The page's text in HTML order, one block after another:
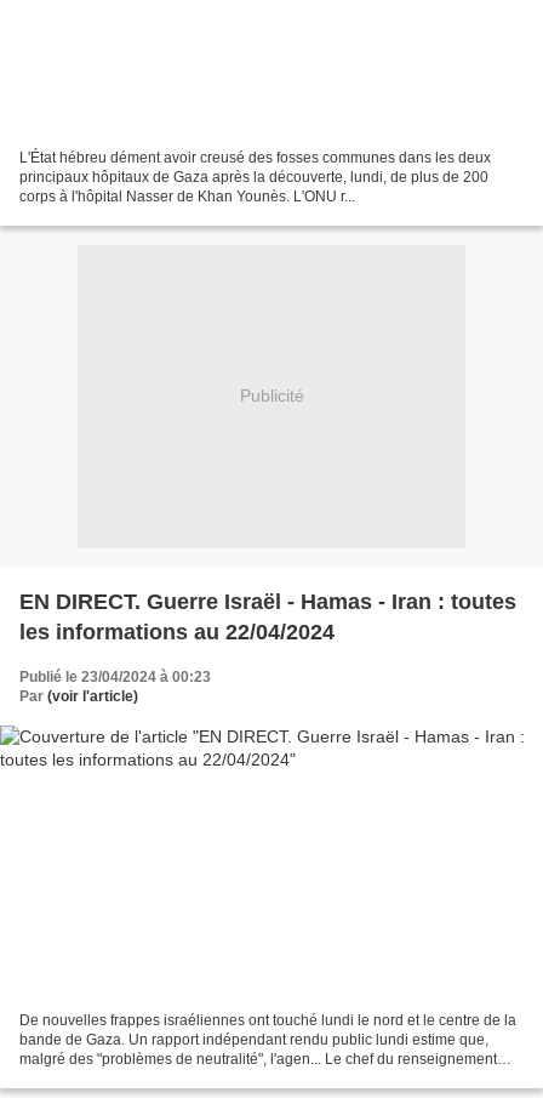
L'État hébreu dément avoir creusé des fosses communes dans les deux
principaux hôpitaux de Gaza après la découverte, lundi, de plus de 200
corps à l'hôpital Nasser de Khan Younès. L'ONU r...
Publicité
EN DIRECT. Guerre Israël - Hamas - Iran : toutes
les informations au 22/04/2024
Publié le 23/04/2024 à 00:23
Par (voir l'article)
De nouvelles frappes israéliennes ont touché lundi le nord et le centre de la
bande de Gaza. Un rapport indépendant rendu public lundi estime que,
malgré des "problèmes de neutralité", l'agen... Le chef du renseignement